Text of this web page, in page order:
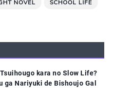
NOVEL SCHOOL LIFE
kara no Slow Life?
ga Nariyuki de Bishoujo Gal